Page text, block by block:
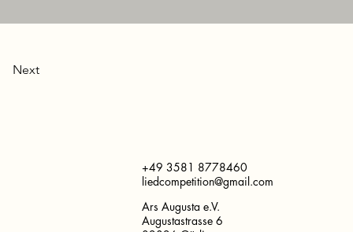
Next
+49 3581 8778460
liedcompetition@gmail.com
Ars Augusta e.V.
Augustastrasse 6